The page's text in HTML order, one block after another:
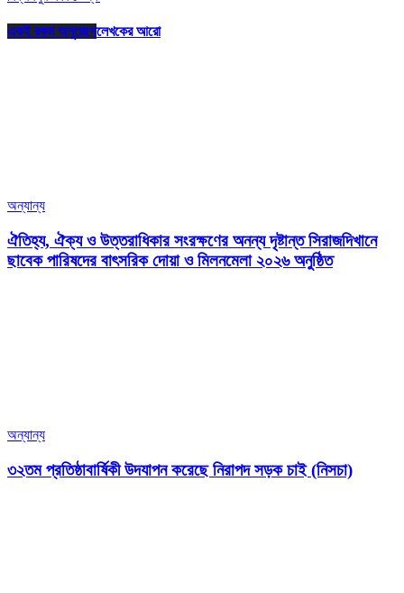
একই রকম অনুচ্ছেদলেখকের আরো
অন্যান্য
ঐতিহ্য, ঐক্য ও উত্তরাধিকার সংরক্ষণের অনন্য দৃষ্টান্ত সিরাজদিখানে
ছাবেক পারিষদের বাৎসরিক দোয়া ও মিলনমেলা ২০২৬ অনুষ্ঠিত
অন্যান্য
৩২তম প্রতিষ্ঠাবার্ষিকী উদযাপন করেছে নিরাপদ সড়ক চাই (নিসচা)